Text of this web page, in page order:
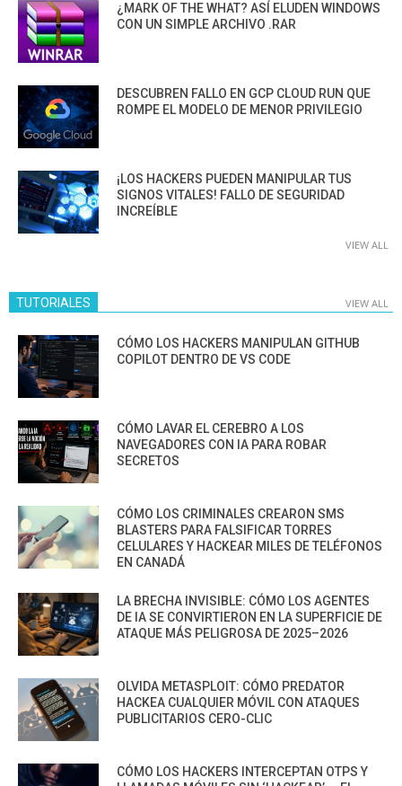
¿MARK OF THE WHAT? ASÍ ELUDEN WINDOWS
CON UN SIMPLE ARCHIVO .RAR
DESCUBREN FALLO EN GCP CLOUD RUN QUE
ROMPE EL MODELO DE MENOR PRIVILEGIO
¡LOS HACKERS PUEDEN MANIPULAR TUS
SIGNOS VITALES! FALLO DE SEGURIDAD
INCREÍBLE
VIEW ALL
TUTORIALES VIEW ALL
CÓMO LOS HACKERS MANIPULAN GITHUB
COPILOT DENTRO DE VS CODE
CÓMO LAVAR EL CEREBRO A LOS
NAVEGADORES CON IA PARA ROBAR
SECRETOS
CÓMO LOS CRIMINALES CREARON SMS
BLASTERS PARA FALSIFICAR TORRES
CELULARES Y HACKEAR MILES DE TELÉFONOS
EN CANADÁ
LA BRECHA INVISIBLE: CÓMO LOS AGENTES
DE IA SE CONVIRTIERON EN LA SUPERFICIE DE
ATAQUE MÁS PELIGROSA DE 2025–2026
OLVIDA METASPLOIT: CÓMO PREDATOR
HACKEA CUALQUIER MÓVIL CON ATAQUES
PUBLICITARIOS CERO-CLIC
CÓMO LOS HACKERS INTERCEPTAN OTPS Y